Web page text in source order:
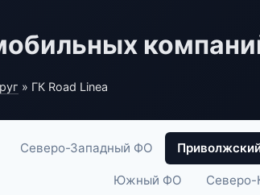
» ГК Road Linea
Северо-Западный ФО
Южный ФО Северо-